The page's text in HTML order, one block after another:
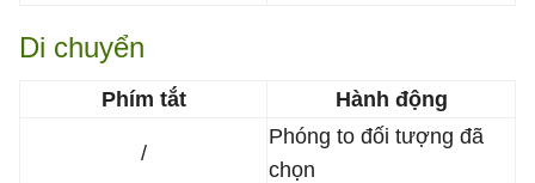
Di chuyển
Phím tắt Hành động
/
Phóng to đối tượng đã
chọn